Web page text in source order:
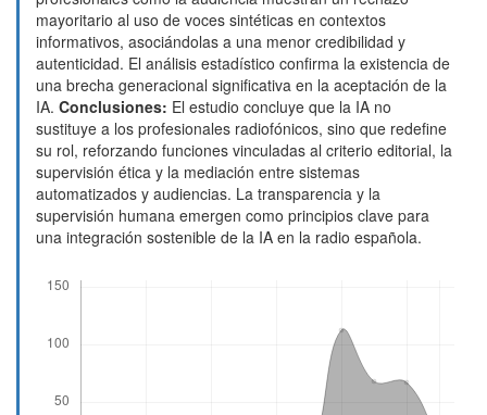
mayoritario al uso de voces sintéticas en contextos
informativos, asociándolas a una menor credibilidad y
autenticidad. El análisis estadístico confirma la existencia de
una brecha generacional significativa en la aceptación de la
IA. Conclusiones: El estudio concluye que la IA no
sustituye a los profesionales radiofónicos, sino que redefine
su rol, reforzando funciones vinculadas al criterio editorial, la
supervisión ética y la mediación entre sistemas
automatizados y audiencias. La transparencia y la
supervisión humana emergen como principios clave para
una integración sostenible de la IA en la radio española.